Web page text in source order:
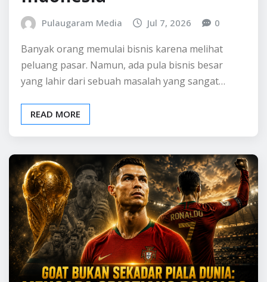
BERITA OLAHRAGA
KABAR PIALA DUNIA 2026
GOAT Bukan Sekadar
Piala Dunia: Mengapa